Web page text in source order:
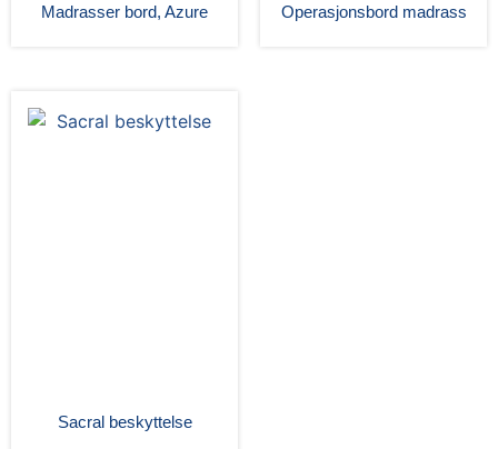
Madrasser bord, Azure Operasjonsbord madrass
Sacral beskyttelse